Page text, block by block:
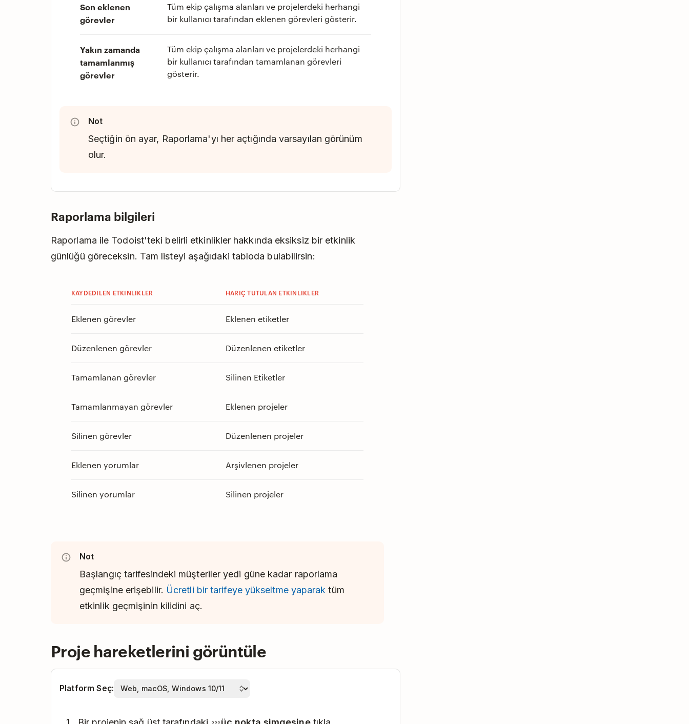
Son eklenen
görevler
Tüm ekip çalışma alanları ve projelerdeki herhangi
bir kullanıcı tarafından eklenen görevleri gösterir.
Yakın zamanda
tamamlanmış
görevler
Tüm ekip çalışma alanları ve projelerdeki herhangi
bir kullanıcı tarafından tamamlanan görevleri
gösterir.
Not
Seçtiğin ön ayar, Raporlama'yı her açtığında varsayılan görünüm
olur.
Raporlama bilgileri
Raporlama ile Todoist'teki belirli etkinlikler hakkında eksiksiz bir etkinlik
günlüğü göreceksin. Tam listeyi aşağıdaki tabloda bulabilirsin:
KAYDEDILEN ETKINLIKLER HARIÇ TUTULAN ETKINLIKLER
Eklenen görevler Eklenen etiketler
Düzenlenen görevler Düzenlenen etiketler
Tamamlanan görevler Silinen Etiketler
Tamamlanmayan görevler Eklenen projeler
Silinen görevler Düzenlenen projeler
Eklenen yorumlar Arşivlenen projeler
Silinen yorumlar Silinen projeler
Not
Başlangıç tarifesindeki müşteriler yedi güne kadar raporlama
geçmişine erişebilir. Ücretli bir tarifeye yükseltme yaparak tüm
etkinlik geçmişinin kilidini aç.
Proje hareketlerini görüntüle
Platform Seç: